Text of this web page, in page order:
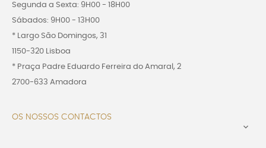
Segunda a Sexta: 9H00 - 18H00
Sábados: 9H00 - 13H00
* Largo São Domingos, 31
1150-320 Lisboa
* Praça Padre Eduardo Ferreira do Amaral, 2
2700-633 Amadora
OS NOSSOS CONTACTOS
